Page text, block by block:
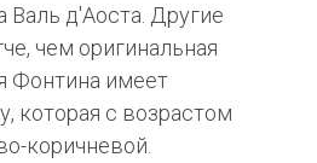
Валь д'Аоста. Другие
чем оригинальная
Фонтина имеет
которая с возрастом
коричневой.